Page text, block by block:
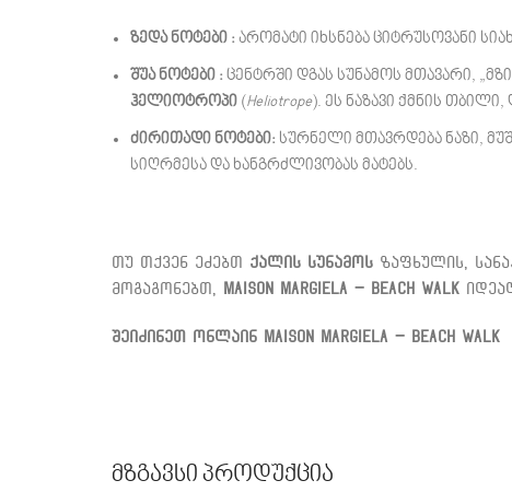
ზედა ნოტები : არომატი იხსნება ციტრუსოვანი
შუა ნოტები : ცენტრში დგას სუნამოს მთავარი,
ჰელიოტროპი (Heliotrope). ეს ნაზავი ქმნის თბილი,
ძირითადი ნოტები: სურნელი მთავრდება ნაზი,
სიღრმესა და ხანგრძლივობას მატებს.
თუ თქვენ ეძებთ ქალის სუნამოს ზაფხულის,
მოგაგონებთ,
Maison Margiela – Beach Walk
შეიძინეთ ონლაინ Maison Margiela – Beach Walk
Მზგავსი Პროდუქცია